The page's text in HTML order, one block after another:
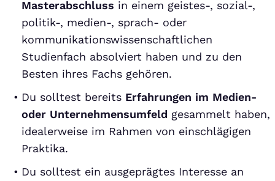
Masterabschluss in einem geistes-, sozial-,
politik-, medien-, sprach- oder
kommunikationswissenschaftlichen
Studienfach absolviert haben und zu den
Besten ihres Fachs gehören.
Du solltest bereits Erfahrungen im Medien-
oder Unternehmensumfeld gesammelt haben,
idealerweise im Rahmen von einschlägigen
Praktika.
Du solltest ein ausgeprägtes Interesse an